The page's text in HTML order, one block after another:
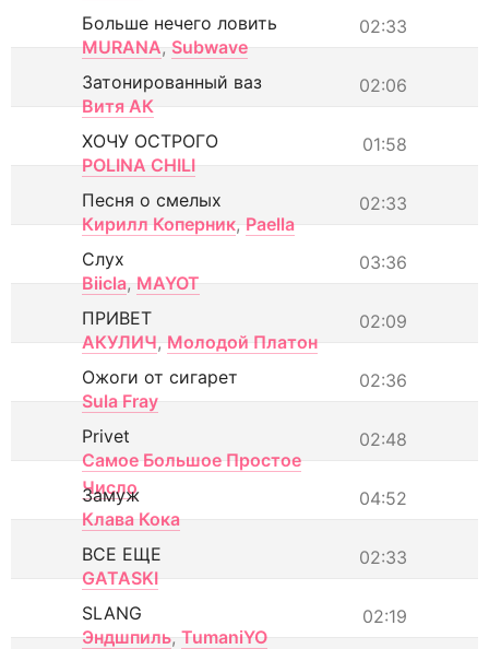
02:33
Больше нечего ловить
MURANA, Subwave
02:06
Затонированный ваз
Витя АК
01:58
ХОЧУ ОСТРОГО
POLINA CHILI
02:33
Песня о смелых
Кирилл Коперник, Paella
03:36
Слух
Biicla, MAYOT
02:09
ПРИВЕТ
АКУЛИЧ, Молодой Платон
02:36
Ожоги от сигарет
Sula Fray
02:48
Privet
Самое Большое Простое
Число
04:52
Замуж
Клава Кока
02:33
ВСЕ ЕЩЕ
GATASKI
02:19
SLANG
Эндшпиль, TumaniYO